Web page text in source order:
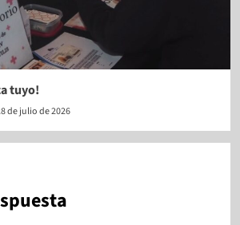
tuyo!
de julio de 2026